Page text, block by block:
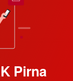
Pirna